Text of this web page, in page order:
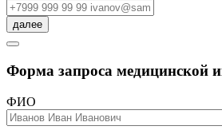
далее
Форма запроса медицинской
ФИО